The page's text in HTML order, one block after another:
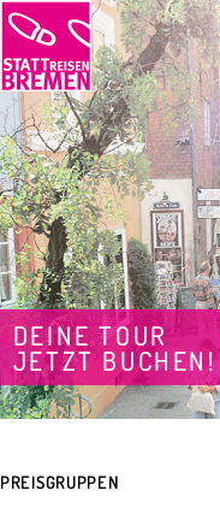
DEINE TOUR
JETZT BUCHEN!
PREISGRUPPEN